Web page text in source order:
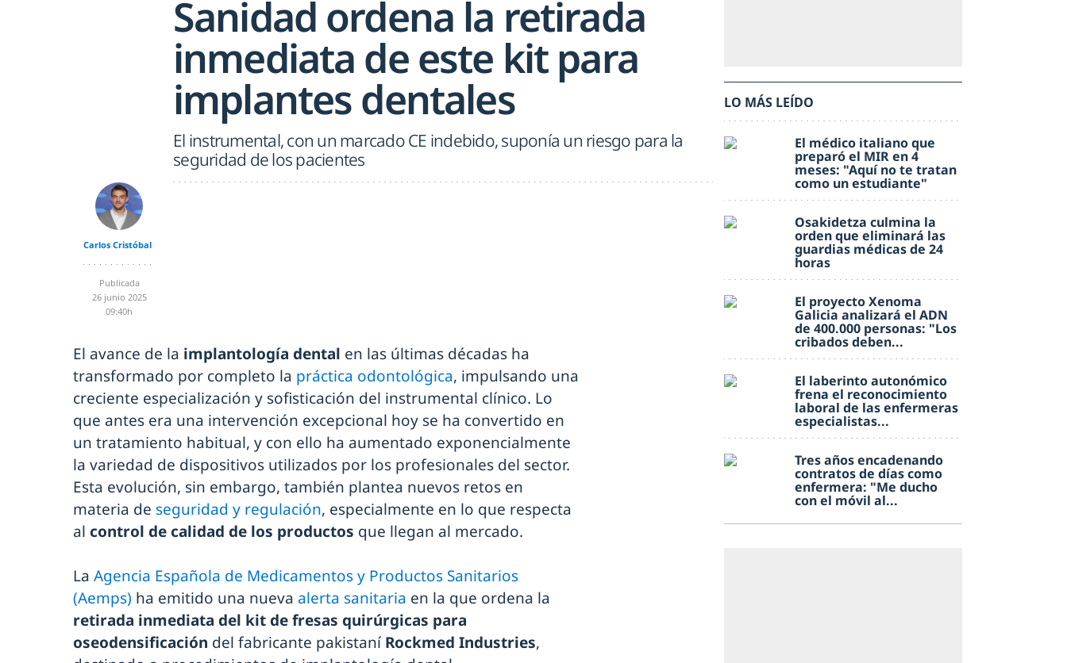
Sanidad ordena la retirada
inmediata de este kit para
implantes dentales
El instrumental, con un marcado CE indebido, suponía un riesgo para la
seguridad de los pacientes
Carlos Cristóbal
Publicada
26 junio 2025
09:40h
El avance de la implantología dental en las últimas décadas ha
transformado por completo la práctica odontológica, impulsando una
creciente especialización y sofisticación del instrumental clínico. Lo
que antes era una intervención excepcional hoy se ha convertido en
un tratamiento habitual, y con ello ha aumentado exponencialmente
la variedad de dispositivos utilizados por los profesionales del sector.
Esta evolución, sin embargo, también plantea nuevos retos en
materia de seguridad y regulación, especialmente en lo que respecta
al control de calidad de los productos que llegan al mercado.
La Agencia Española de Medicamentos y Productos Sanitarios
(Aemps) ha emitido una nueva alerta sanitaria en la que ordena la
retirada inmediata del kit de fresas quirúrgicas para
oseodensificación del fabricante pakistaní Rockmed Industries,
LO MÁS LEÍDO
El médico italiano que
preparó el MIR en 4
meses: "Aquí no te tratan
como un estudiante"
Osakidetza culmina la
orden que eliminará las
guardias médicas de 24
horas
El proyecto Xenoma
Galicia analizará el ADN
de 400.000 personas: "Los
cribados deben...
El laberinto autonómico
frena el reconocimiento
laboral de las enfermeras
especialistas...
Tres años encadenando
contratos de días como
enfermera: "Me ducho
con el móvil al...